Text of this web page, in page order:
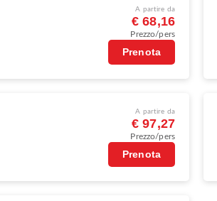
A partire da
€ 68,16
Prezzo/pers
Prenota
A partire da
€ 97,27
Prezzo/pers
Prenota